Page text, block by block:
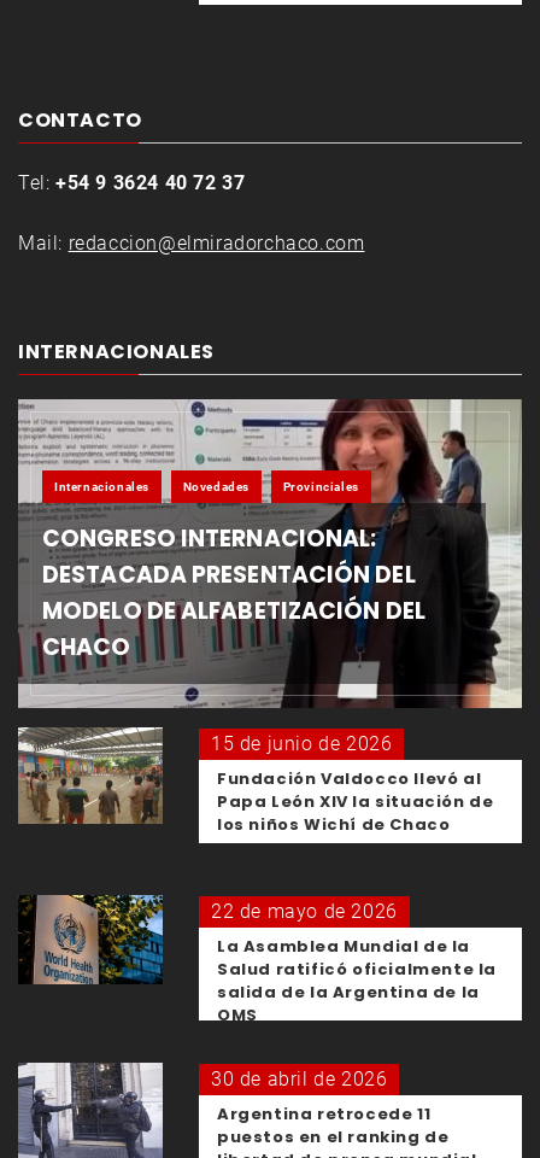
CONTACTO
Tel: +54 9 3624 40 72 37
Mail: redaccion@elmiradorchaco.com
INTERNACIONALES
Internacionales Novedades Provinciales
CONGRESO INTERNACIONAL:
DESTACADA PRESENTACIÓN DEL
MODELO DE ALFABETIZACIÓN DEL
CHACO
15 de junio de 2026
Fundación Valdocco llevó al
Papa León XIV la situación de
los niños Wichí de Chaco
22 de mayo de 2026
La Asamblea Mundial de la
Salud ratificó oficialmente la
salida de la Argentina de la
OMS
30 de abril de 2026
Argentina retrocede 11
puestos en el ranking de